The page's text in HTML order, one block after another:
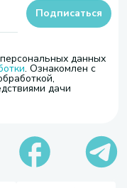
данных
. Ознакомлен с
дачи
Подписаться